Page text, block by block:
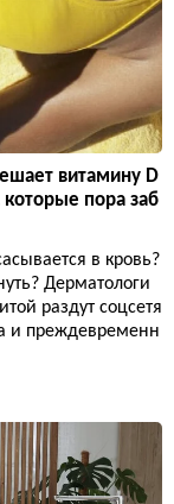
витамину D
пора заб
в кровь?
Дерматологи
раздут соцсетя
и преждевременн